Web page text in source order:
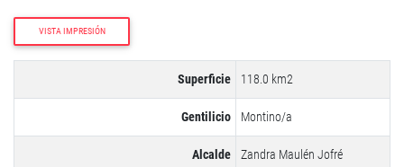
VISTA IMPRESIÓN
Superficie 118.0 km2
Gentilicio Montino/a
Alcalde Zandra Maulén Jofré